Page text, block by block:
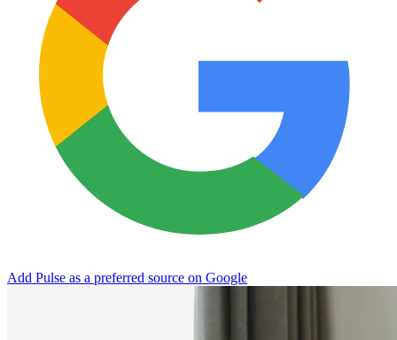
Add Pulse as a preferred source on Google